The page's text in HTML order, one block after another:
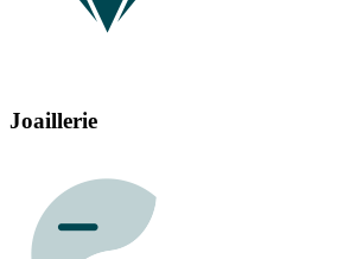
Joaillerie